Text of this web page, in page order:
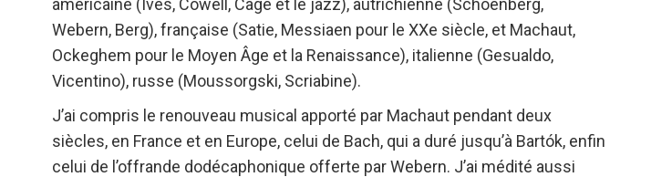
américaine (Ives, Cowell, Cage et le jazz), autrichienne (Schoenberg,
Webern, Berg), française (Satie, Messiaen pour le XXe siècle, et Machaut,
Ockeghem pour le Moyen Âge et la Renaissance), italienne (Gesualdo,
Vicentino), russe (Moussorgski, Scriabine).
J’ai compris le renouveau musical apporté par Machaut pendant deux
siècles, en France et en Europe, celui de Bach, qui a duré jusqu’à Bartók, enfin
celui de l’offrande dodécaphonique offerte par Webern. J’ai médité aussi